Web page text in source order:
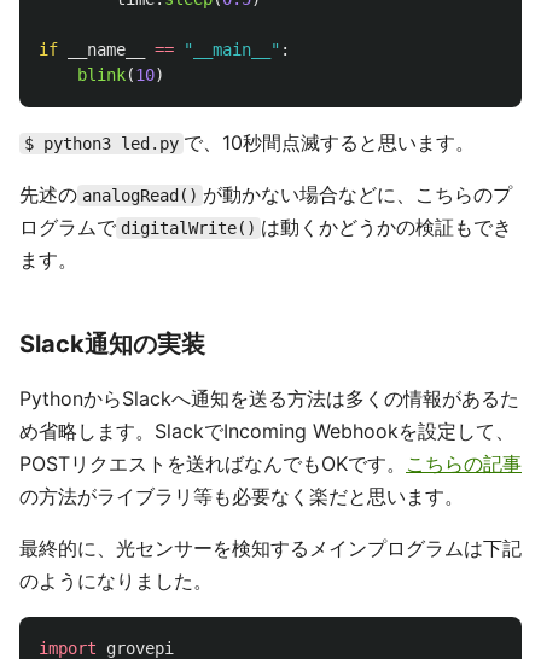
if __name__ == " __main__ " :
blink(10)
$ python3 led.py で、10秒間点滅すると思います。
先述の analogRead() が動かない場合などに、こちらのプ
ログラムで digitalWrite() は動くかどうかの検証もでき
ます。
Slack通知の実装
PythonからSlackへ通知を送る方法は多くの情報があるた
め省略します。SlackでIncoming Webhookを設定して、
POSTリクエストを送ればなんでもOKです。 こちらの記事
の方法がライブラリ等も必要なく楽だと思います。
最終的に、光センサーを検知するメインプログラムは下記
のようになりました。
import grovepi